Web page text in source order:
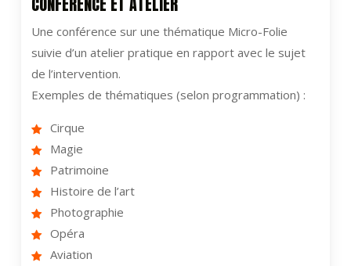
Une conférence sur une thématique Micro-Folie
suivie d’un atelier pratique en rapport avec le sujet
de l’intervention.
Exemples de thématiques (selon programmation) :
Cirque
Magie
Patrimoine
Histoire de l’art
Photographie
Opéra
Aviation